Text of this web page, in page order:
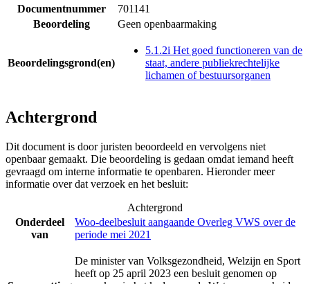
Documentnummer
701141
Beoordeling
Geen openbaarmaking
Beoordelingsgrond(en)
5.1.2i Het goed functioneren van de
staat, andere publiekrechtelijke
lichamen of bestuursorganen
Achtergrond
Dit document is door juristen beoordeeld en vervolgens niet
openbaar gemaakt. Die beoordeling is gedaan omdat iemand heeft
gevraagd om interne informatie te openbaren. Hieronder meer
informatie over dat verzoek en het besluit:
Achtergrond
Onderdeel
van
Woo-deelbesluit aangaande Overleg VWS over de
periode mei 2021
De minister van Volksgezondheid, Welzijn en Sport
heeft op 25 april 2023 een besluit genomen op